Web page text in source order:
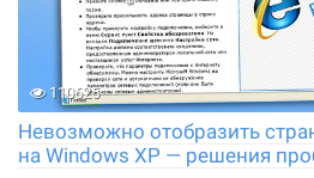
110625
Невозможно отобразить
на Windows XP — решения